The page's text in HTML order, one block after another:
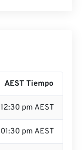
AEST Tiempo
12:30 pm AEST
01:30 pm AEST